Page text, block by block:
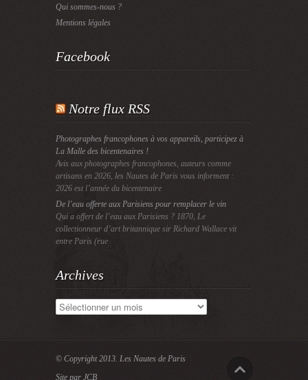
Qui sommes-nous ?
Mentions légales
Facebook
Notre flux RSS
Photographes francophones à vos appareils, participez à
La Malle des bicentenaires !
Avis aux photographes francophones, auteurs comme
artisans en 2026, les Nautes de Paris vous informent :
2026 est l’année du bicentenaire
De l’eau offerte aux Parisiens pour remplacer le vin
Qui a offert de l’eau aux Parisiens ? 1870, Le
collectionneur d’art britannique sir Richard Wallace vit
entre Paris (rue
Archives
Archives
© Copyright 2013. Les Nautes de Paris
Site par JCB